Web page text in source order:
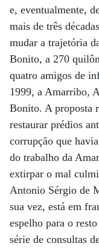
e, eventualmente,
mais de três
mudar a trajetória
Bonito, a 270
quatro amigos de
1999, a Amarribo,
Bonito. A proposta
restaurar prédios
corrupção que
do trabalho da
extirpar o mal
Antonio Sérgio de
sua vez, está em
espelho para o
série de consultas